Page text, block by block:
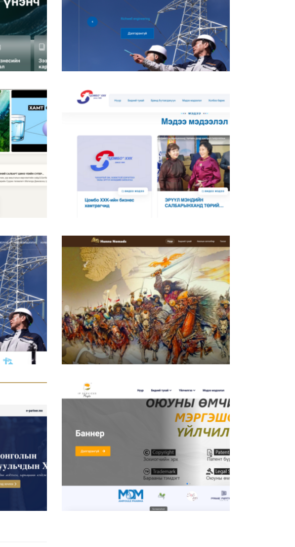
"Ричвелл Инженеринг" ХХК
Https://www.tsombo.mn/
“Тэнүүний Хөндий Консалтинг” ХХК